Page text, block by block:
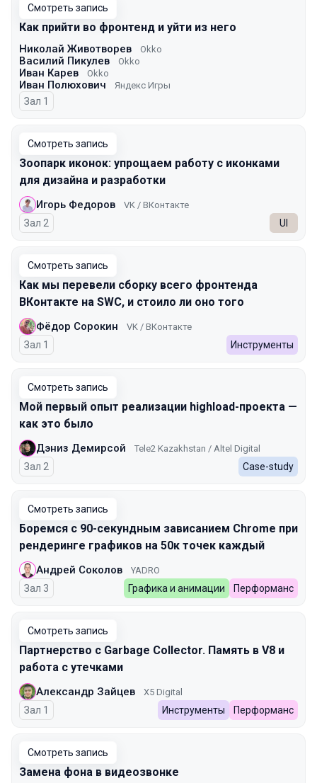
Смотреть запись
Как прийти во фронтенд и уйти из него
Николай Животворев Okko
Василий Пикулев Okko
Иван Карев Okko
Иван Полюхович Яндекс Игры
Зал 1
Смотреть запись
Зоопарк иконок: упрощаем работу с иконками
для дизайна и разработки
Игорь Федоров VK / ВКонтакте
Зал 2 UI
Смотреть запись
Как мы перевели сборку всего фронтенда
ВКонтакте на SWC, и стоило ли оно того
Фёдор Сорокин VK / ВКонтакте
Зал 1 Инструменты
Смотреть запись
Мой первый опыт реализации highload-проекта —
как это было
Дэниз Демирсой Tele2 Kazakhstan / Altel Digital
Зал 2 Case-study
Смотреть запись
Боремся с 90-секундным зависанием Chrome при
рендеринге графиков на 50к точек каждый
Андрей Соколов YADRO
Зал 3 Графика и анимации Перформанс
Смотреть запись
Партнерство с Garbage Collector. Память в V8 и
работа с утечками
Александр Зайцев X5 Digital
Зал 1 Инструменты Перформанс
Смотреть запись
Замена фона в видеозвонке